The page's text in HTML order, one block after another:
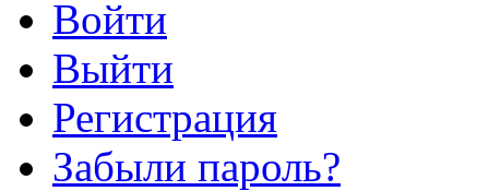
Войти
Выйти
Регистрация
Забыли пароль?